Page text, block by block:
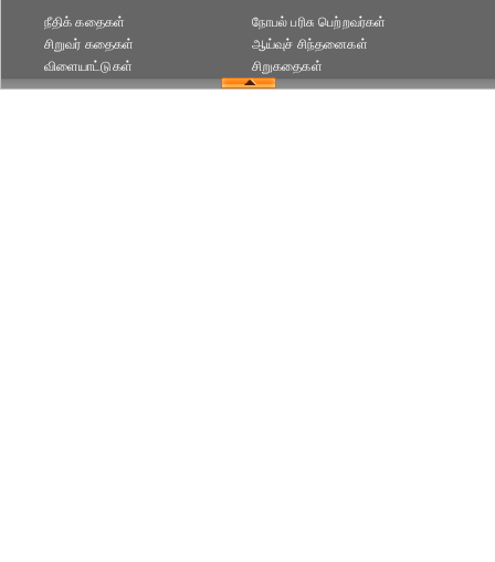
நீதிக் கதைகள்
சிறுவர் கதைகள்
விளையாட்டுகள்
நோபல் பரிசு‎ பெற்றவர்‎கள்
ஆய்வுச் சிந்தனைகள்
சிறுகதைகள்